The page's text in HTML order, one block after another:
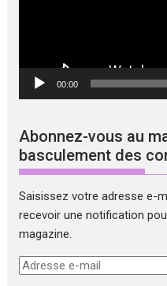
00:00
Abonnez-vous au
basculement des
Saisissez votre adresse e-
recevoir une notification
magazine.
Adresse